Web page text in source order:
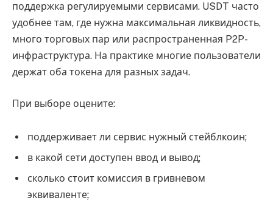
поддержка регулируемыми сервисами. USDT часто
удобнее там, где нужна максимальная ликвидность,
много торговых пар или распространенная P2P-
инфраструктура. На практике многие пользователи
держат оба токена для разных задач.
При выборе оцените:
поддерживает ли сервис нужный стейблкоин;
в какой сети доступен ввод и вывод;
сколько стоит комиссия в гривневом
эквиваленте;